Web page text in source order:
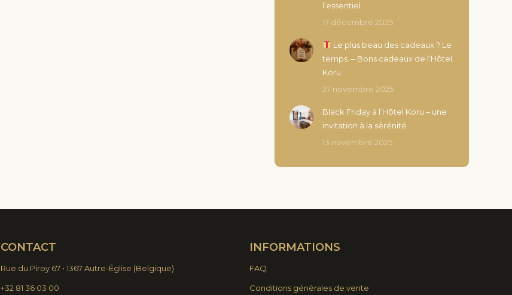
l’essentiel
17 décembre 2025
Le plus beau des cadeaux ? Le
temps. – Bons cadeaux de l’Hôtel
Koru
27 novembre 2025
Black Friday à l’Hôtel Koru – une
invitation à la sérénité
13 novembre 2025
CONTACT
Rue du Piroy 67 • 1367 Autre-Église (Belgique)
+32 81 36 03 00
INFORMATIONS
FAQ
Conditions générales de vente